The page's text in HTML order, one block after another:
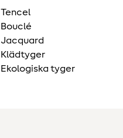
Tencel
Bouclé
Jacquard
Klädtyger
Ekologiska tyger